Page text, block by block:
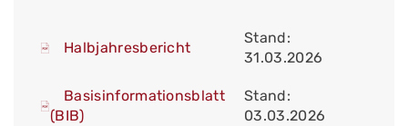
Halbjahresbericht
Stand:
31.03.2026
Basisinformationsblatt
(BIB)
Stand:
03.03.2026